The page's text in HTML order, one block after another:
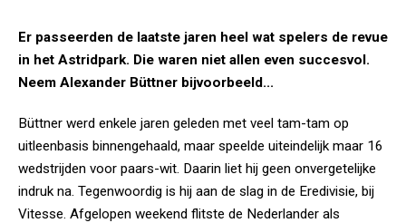
Er passeerden de laatste jaren heel wat spelers de revue
in het Astridpark. Die waren niet allen even succesvol.
Neem Alexander Büttner bijvoorbeeld...
Büttner werd enkele jaren geleden met veel tam-tam op
uitleenbasis binnengehaald, maar speelde uiteindelijk maar 16
wedstrijden voor paars-wit. Daarin liet hij geen onvergetelijke
indruk na. Tegenwoordig is hij aan de slag in de Eredivisie, bij
Vitesse. Afgelopen weekend flitste de Nederlander als